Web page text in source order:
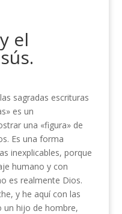
el
sagradas escrituras
es un
una «figura» de
Es una forma
inexplicables, porque
humano y con
es realmente Dios.
y he aquí con las
un hijo de hombre,